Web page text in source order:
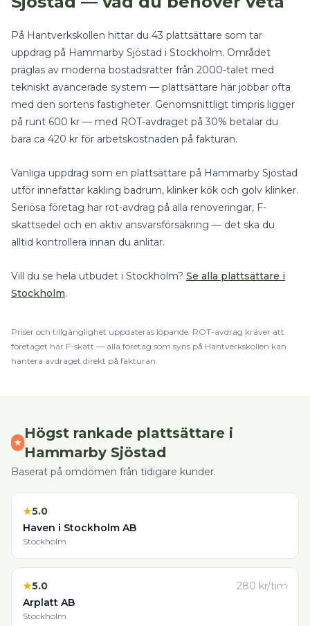
På Hantverkskollen hittar du 43 plattsättare som tar
uppdrag på Hammarby Sjöstad i Stockholm. Området
präglas av moderna bostadsrätter från 2000-talet med
tekniskt avancerade system — plattsättare här jobbar ofta
med den sortens fastigheter. Genomsnittligt timpris ligger
på runt 600 kr — med ROT-avdraget på 30% betalar du
bara ca 420 kr för arbetskostnaden på fakturan.
Vanliga uppdrag som en plattsättare på Hammarby Sjöstad
utför innefattar kakling badrum, klinker kök och golv klinker.
Seriösa företag har rot-avdrag på alla renoveringar, F-
skattsedel och en aktiv ansvarsförsäkring — det ska du
alltid kontrollera innan du anlitar.
Vill du se hela utbudet i Stockholm? Se alla plattsättare i
Stockholm.
Priser och tillgänglighet uppdateras löpande. ROT-avdrag kräver att
företaget har F-skatt — alla företag som syns på Hantverkskollen kan
hantera avdraget direkt på fakturan.
★
Högst rankade plattsättarei
Hammarby Sjöstad
Baserat på omdömen från tidigare kunder.
★5.0
Haven i Stockholm AB
Stockholm
★5.0 280 kr/tim
Arplatt AB
Stockholm